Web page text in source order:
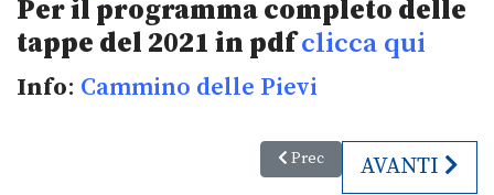
Per il programma completo delle
tappe del 2021 in pdfclicca qui
Info: Cammino delle Pievi
Articolo precedente: Di
Prec ARTICOLO
AVANTI